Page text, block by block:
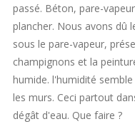
passé. Béton, pare-
plancher. Nous avons dû
sous le pare-vapeur,
champignons et la
humide. l'humidité
les murs. Ceci partout
dégât d'eau. Que faire ?